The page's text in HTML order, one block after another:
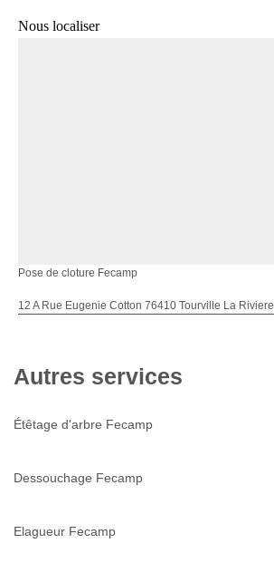
Nous localiser
Pose de cloture Fecamp
12 A Rue Eugenie Cotton 76410 Tourville La Riviere
Autres services
Étêtage d'arbre Fecamp
Dessouchage Fecamp
Elagueur Fecamp